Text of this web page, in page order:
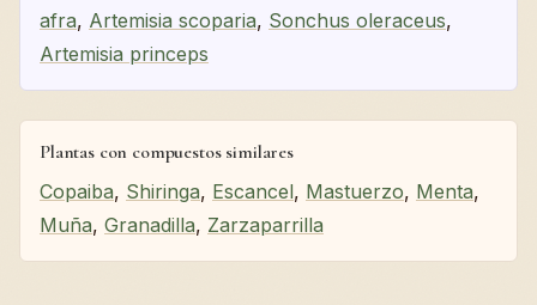
afra, Artemisia scoparia, Sonchus oleraceus,
Artemisia princeps
Plantas con compuestos similares
Copaiba, Shiringa, Escancel, Mastuerzo, Menta,
Muña, Granadilla, Zarzaparrilla